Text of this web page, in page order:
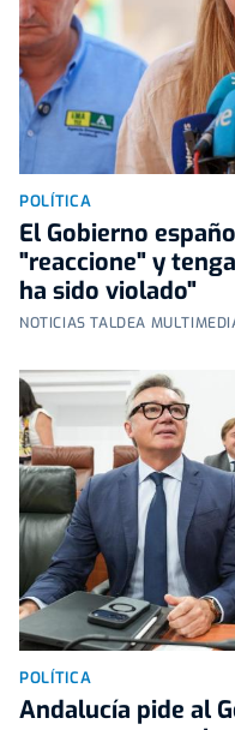
POLÍTICA
El Gobierno
"reaccione" y
ha sido violado"
NOTICIAS TALDEA
POLÍTICA
Andalucía pide al